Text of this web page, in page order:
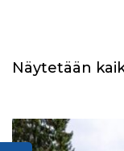
Näytetään